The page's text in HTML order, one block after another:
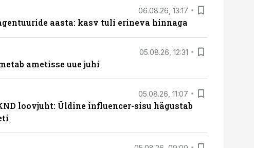
06.08.26, 13:17
aasta: kasv tuli erineva hinnaga
05.08.26, 12:31
ametisse uue juhi
05.08.26, 11:07
loovjuht: Üldine influencer-sisu hägustab